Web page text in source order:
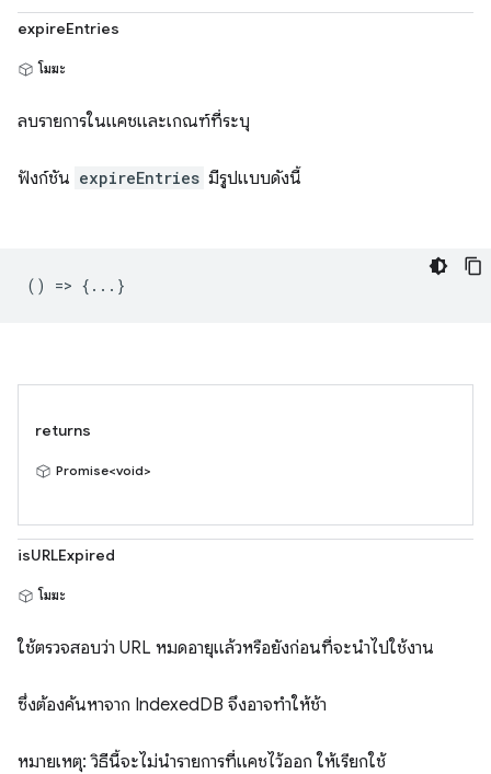
expireEntries
โมฆะ
ลบรายการในแคชและเกณฑ์ที่ระบุ
ฟังก์ชัน expireEntries มีรูปแบบดังนี้
() => {...}
returns
Promise<void>
isURLExpired
โมฆะ
ใช้ตรวจสอบว่า URL หมดอายุแล้วหรือยังก่อนที่จะนำไปใช้งาน
ซึ่งต้องค้นหาจาก IndexedDB จึงอาจทําให้ช้า
หมายเหตุ: วิธีนี้จะไม่นำรายการที่แคชไว้ออก ให้เรียกใช้